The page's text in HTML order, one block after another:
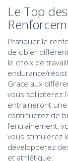
Le Top
Pratiquer le
de cibler
le choix de
endurance/
Grace aux
vous solliciterez
entraineront
continuerez de
l’entraînement,
vous stimulerez
développerez
et athlétique.